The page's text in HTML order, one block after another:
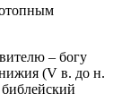
– богу
(V в. до н.